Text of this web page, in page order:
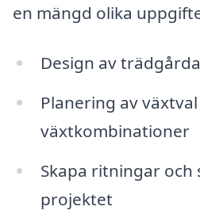
en mängd olika
Design av
Planering av
växtkombinationer
Skapa ritningar och
projektet